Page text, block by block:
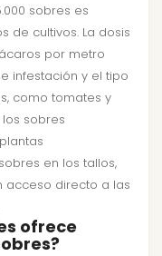
sobres es
de cultivos. La dosis
por metro
infestación y el tipo
como tomates y
sobres
en los tallos,
acceso directo a las
ofrece